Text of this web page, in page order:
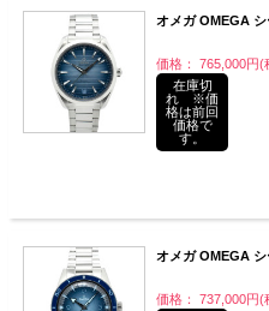
オメガ OMEGA
価格： 765,000円(
在庫切
れ ※価
格は前回
価格で
す。
オメガ OMEGA
価格： 737,000円(